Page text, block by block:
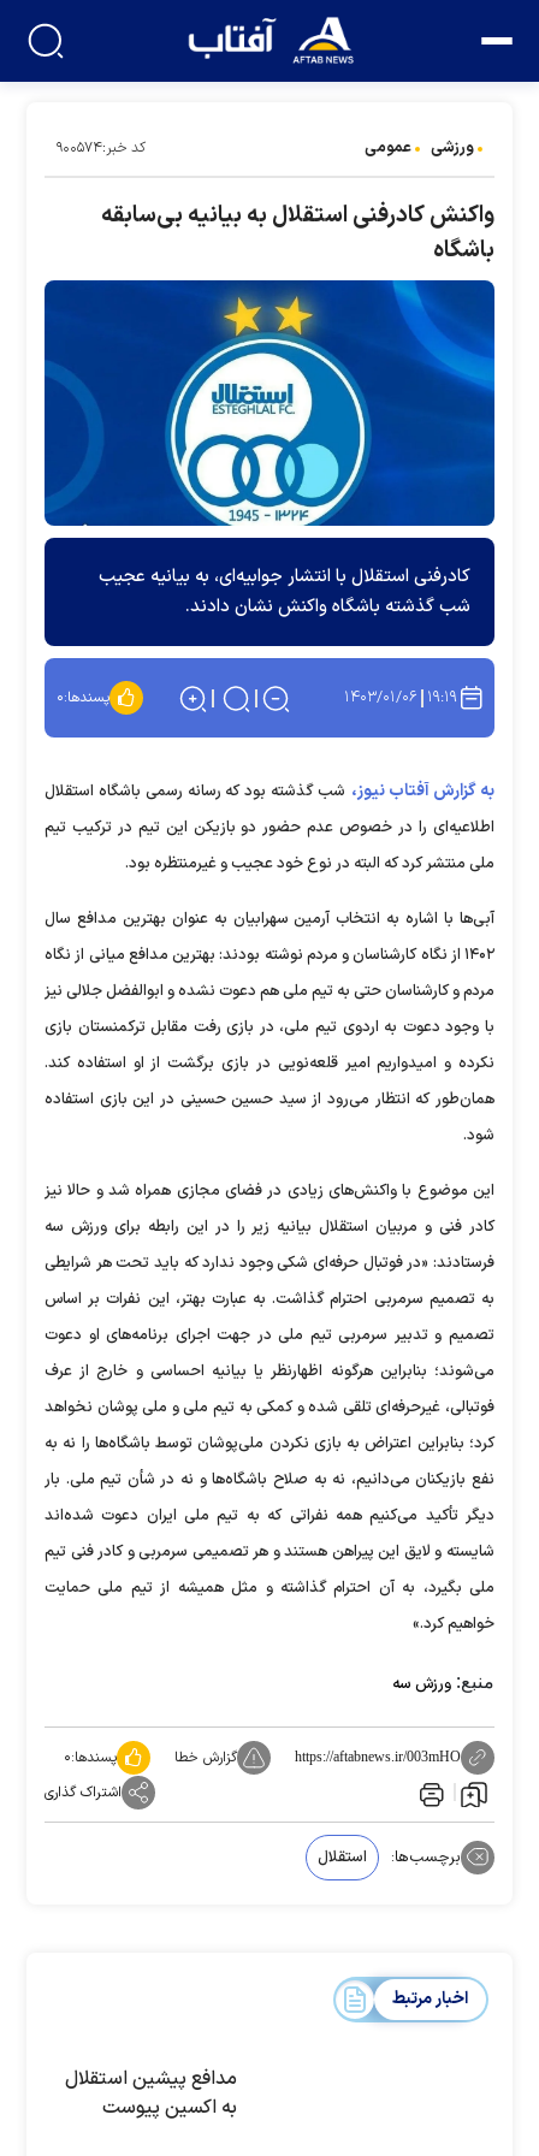
ورزشی عمومی کد خبر:۹۰۰۵۷۴
واکنش کادرفنی استقلال به بیانیه بی‌سابقه
باشگاه
کادرفنی استقلال با انتشار جوابیه‌ای، به بیانیه عجیب
شب گذشته باشگاه واکنش نشان دادند.
۱۹:۱۹ ۱۴۰۳/۰۱/۰۶ پسندها:۰
به گزارش آفتاب نیوز، شب گذشته بود که رسانه رسمی باشگاه استقلال
اطلاعیه‌ای را در خصوص عدم حضور دو بازیکن این تیم در ترکیب تیم
ملی منتشر کرد که البته در نوع خود عجیب و غیرمنتظره بود.
آبی‌ها با اشاره به انتخاب آرمین سهرابیان به عنوان بهترین مدافع سال
۱۴۰۲ از نگاه کارشناسان و مردم نوشته بودند: بهترین مدافع میانی از نگاه
مردم و کارشناسان حتی به تیم ملی هم دعوت نشده و ابوالفضل جلالی نیز
با وجود دعوت به اردوی تیم ملی، در بازی رفت مقابل ترکمنستان بازی
نکرده و امیدواریم امیر قلعه‌نویی در بازی برگشت از او استفاده کند.
همان‌طور که انتظار می‌رود از سید حسین حسینی در این بازی استفاده
شود.
این موضوع با واکنش‌های زیادی در فضای مجازی همراه شد و حالا نیز
کادر فنی و مربیان استقلال بیانیه زیر را در این رابطه برای ورزش سه
فرستادند: «در فوتبال حرفه‌ای شکی وجود ندارد که باید تحت هر شرایطی
به تصمیم سرمربی احترام گذاشت. به عبارت بهتر، این نفرات بر اساس
تصمیم و تدبیر سرمربی تیم ملی در جهت اجرای برنامه‌های او دعوت
می‌شوند؛ بنابراین هرگونه اظهارنظر یا بیانیه احساسی و خارج از عرف
فوتبالی، غیرحرفه‌ای تلقی شده و کمکی به تیم ملی و ملی پوشان نخواهد
کرد؛ بنابراین اعتراض به بازی نکردن ملی‌پوشان توسط باشگاه‌ها را نه به
نفع بازیکنان می‌دانیم، نه به صلاح باشگاه‌ها و نه در شأن تیم ملی. بار
دیگر تأکید می‌کنیم همه نفراتی که به تیم ملی ایران دعوت شده‌اند
شایسته و لایق این پیراهن هستند و هر تصمیمی سرمربی و کادر فنی تیم
ملی بگیرد، به آن احترام گذاشته و مثل همیشه از تیم ملی حمایت
خواهیم کرد.»
منبع: ورزش سه
https://aftabnews.ir/003mHO گزارش خطا پسندها:۰
اشتراک گذاری
برچسب‌ها: استقلال
اخبار مرتبط
مدافع پیشین استقلال
به اکسین پیوست